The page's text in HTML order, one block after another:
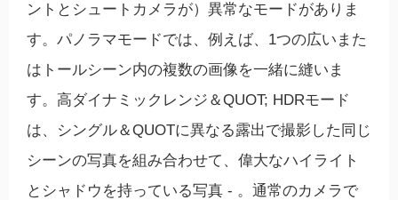
ントとシュートカメラが）異常なモードがありま
す。パノラマモードでは、例えば、1つの広いまた
はトールシーン内の複数の画像を一緒に縫いま
す。高ダイナミックレンジ＆QUOT; HDRモード
は、シングル＆QUOTに異なる露出で撮影した同じ
シーンの写真を組み合わせて、偉大なハイライト
とシャドウを持っている写真 - 。通常のカメラで